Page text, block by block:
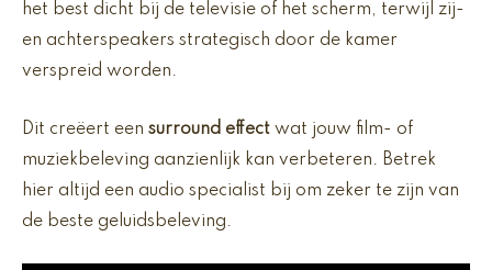
het best dicht bij de televisie of het scherm, terwijl zij-
en achterspeakers strategisch door de kamer
verspreid worden.
Dit creëert een surround effect wat jouw film- of
muziekbeleving aanzienlijk kan verbeteren. Betrek
hier altijd een audio specialist bij om zeker te zijn van
de beste geluidsbeleving.